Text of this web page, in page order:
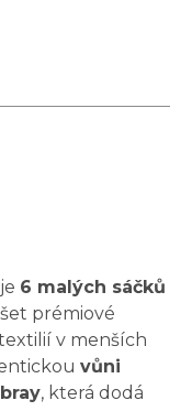
6 malých sáčků
prémiové
v menších
vůni
, která dodá